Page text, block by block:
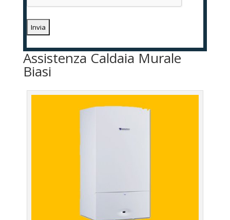
Assistenza Caldaia Murale
Biasi